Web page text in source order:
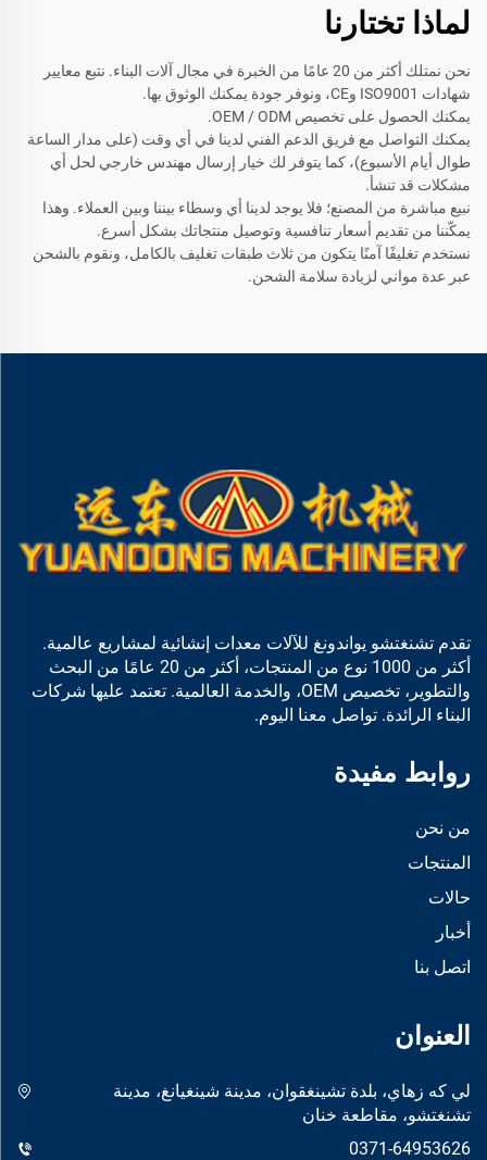
لماذا تختارنا
نحن نمتلك أكثر من 20 عامًا من الخبرة في مجال آلات البناء. نتبع معايير
شهادات ISO9001 وCE، ونوفر جودة يمكنك الوثوق بها.
يمكنك الحصول على تخصيص OEM / ODM.
يمكنك التواصل مع فريق الدعم الفني لدينا في أي وقت (على مدار الساعة
طوال أيام الأسبوع)، كما يتوفر لك خيار إرسال مهندس خارجي لحل أي
مشكلات قد تنشأ.
نبيع مباشرة من المصنع؛ فلا يوجد لدينا أي وسطاء بيننا وبين العملاء. وهذا
يمكّننا من تقديم أسعار تنافسية وتوصيل منتجاتك بشكل أسرع.
نستخدم تغليفًا آمنًا يتكون من ثلاث طبقات تغليف بالكامل، ونقوم بالشحن
عبر عدة مواني لزيادة سلامة الشحن.
تقدم تشنغتشو يواندونغ للآلات معدات إنشائية لمشاريع عالمية.
أكثر من 1000 نوع من المنتجات، أكثر من 20 عامًا من البحث
والتطوير، تخصيص OEM، والخدمة العالمية. تعتمد عليها شركات
البناء الرائدة. تواصل معنا اليوم.
روابط مفيدة
من نحن
المنتجات
حالات
أخبار
اتصل بنا
العنوان
لي كه زهاي، بلدة تشينغقوان، مدينة شينغيانغ، مدينة
تشنغتشو، مقاطعة خنان
0371-64953626